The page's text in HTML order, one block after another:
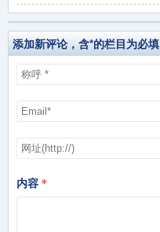
添加新评论，含*的栏目为必填
内容